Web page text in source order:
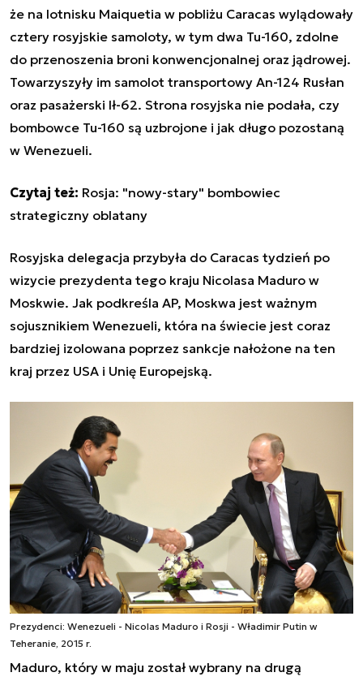
że na lotnisku Maiquetia w pobliżu Caracas wylądowały
cztery rosyjskie samoloty, w tym dwa Tu-160, zdolne
do przenoszenia broni konwencjonalnej oraz jądrowej.
Towarzyszyły im samolot transportowy An-124 Rusłan
oraz pasażerski Ił-62. Strona rosyjska nie podała, czy
bombowce Tu-160 są uzbrojone i jak długo pozostaną
w Wenezueli.
Czytaj też: Rosja: "nowy-stary" bombowiec
strategiczny oblatany
Rosyjska delegacja przybyła do Caracas tydzień po
wizycie prezydenta tego kraju Nicolasa Maduro w
Moskwie. Jak podkreśla AP, Moskwa jest ważnym
sojusznikiem Wenezueli, która na świecie jest coraz
bardziej izolowana poprzez sankcje nałożone na ten
kraj przez USA i Unię Europejską.
Prezydenci: Wenezueli - Nicolas Maduro i Rosji - Władimir Putin w
Teheranie, 2015 r.
Maduro, który w maju został wybrany na drugą